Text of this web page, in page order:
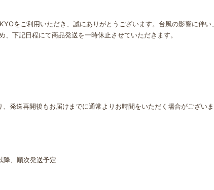
をご利用いただき、誠にありがとうございます。 台風の影響に伴
、下記日程にて商品発送を一時休止させていただきます。
発送再開後もお届けまでに通常よりお時間をいただく場合がございま
降、順次発送予定